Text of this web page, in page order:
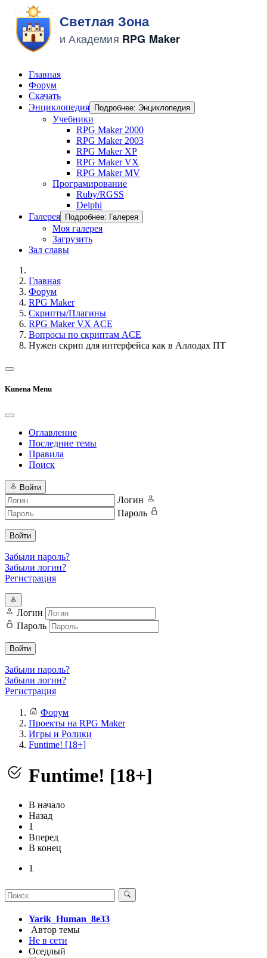
Главная
Форум
Скачать
Энциклопедия
Подробнее: Энциклопедия
Учебники
RPG Maker 2000
RPG Maker 2003
RPG Maker XP
RPG Maker VX
RPG Maker MV
Програмирование
Ruby/RGSS
Delphi
Галерея
Подробнее: Галерея
Моя галерея
Загрузить
Зал славы
Главная
Форум
RPG Maker
Скрипты/Плагины
RPG Maker VX ACE
Вопросы по скриптам ACE
Нужен скрип для интерфейса как в Аллодах ПТ
Kunena Menu
Оглавление
Последние темы
Правила
Поиск
Войти
Логин
Пароль
Войти
Забыли пароль?
Забыли логин?
Регистрация
Логин
Пароль
Войти
Забыли пароль?
Забыли логин?
Регистрация
Форум
Проекты на RPG Maker
Игры и Ролики
Funtime! [18+]
Funtime! [18+]
В начало
Назад
1
Вперед
В конец
1
Yarik_Human_8e33
Автор темы
Не в сети
Оседлый